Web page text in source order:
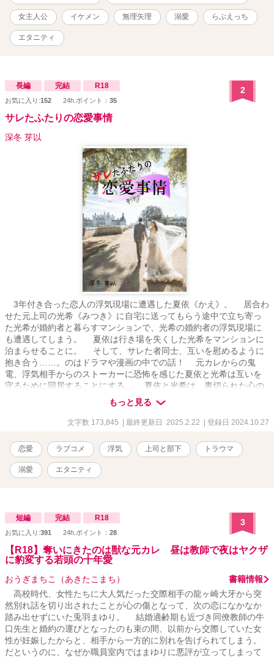
な幼な妻フィオーレに、何事にも本気になれなかったデュランダル
が本気の恋に落ちてしまい、二人が相思相愛になるまでの物語。
【第2部・第5章〜第8章】 王太后に言いなりの愚王に対するエス
ト・グランテ王国国民らの不満は高まり、竜の血を継ぐ「真の王」
中、波乱に巻き込まれる夫婦二人が、運命に抗いながら、互いの心
の傷を乗り越えて幸せを掴むまでの物語。 国王である兄ジョワユ
ンダルが、葛藤の末に選んだ道とは――。 ※ムーンライト様に2020
年7月～10月に毎日投稿していた完結作になります「無垢な花嫁は、
青焔の騎士に囚われる」。 ※対となる話は、「追放されし奴隷の聖
女は、王位簒奪者に溺愛される」第8章の流れと対比で読むと、裏話
的に面白いです。 ※ひたすら旦那が嫁のことを好きすぎるので、苦
手な人はご注意を ※ざまあはちょっと ※章ごと、各前中後編ごとに
読んでも、性描写等は楽しめます（衆人環視、公開えっち、人に見
られちゃう？、野外、素股、クンニ、フェラ等） ※たまにラブコメ
ディーちっく、後日談はギャグっぽい
女主人公 イケメン 無理矢理 溺愛 らぶえっち
エタニティ
長編 完結 R18
お気に入り:152 24h.ポイント： 35
2
サレたふたりの恋愛事情
深冬 芽以
3年付き合った恋人の浮気現場に遭遇した夏依《かえ》。 居合わ
せた元上司の光希《みつき》に自宅に送ってもらう途中で立ち寄っ
た光希が婚約者と暮らすマンションで、光希の婚約者の浮気現場に
も遭遇してしまう。 夏依は行き場を失くした光希をマンションに
泊まらせることに。 そして、サレた者同士、互いを慰めるように
抱き合う……。のはドラマや漫画の中での話！ 元カレからの鬼
電、浮気相手からのストーカーに恐怖を感じた夏依と光希は互いを
守るために同居することにする。 夏依と光希は、裏切られた心の
傷を癒し、次なる恋を掴めるのか！？
もっと見る
文字数 173,845 | 最終更新日 2025.2.22 | 登録日 2024.10.27
恋愛 ラブコメ 浮気 上司と部下 トラウマ
溺愛 エタニティ
短編 完結 R18
お気に入り:391 24h.ポイント： 28
3
【R18】奪いにきたのは獣な元カレ 昼は教師で夜はヤクザ
に豹変する若頭の十年愛
おうぎまちこ（あきたこまち）
書籍情報
高校時代、女性たちに大人気だった交際相手の龍ヶ崎大牙から突
然別れ話を切り出されたことが心の傷となって、次の恋になかなか
踏み出せずにいた兎羽まゆり。 結婚適齢期も近づき同僚教師の牛
口先生と婚約の運びとなったのも束の間、以前から交際していた女
性が妊娠したからと、相手から一方的に別れを告げられてしまう。
だというのに、なぜか職員室内ではまゆりに悪評が立ってしまって